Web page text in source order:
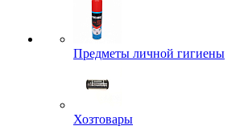
Предметы личной гигиены
Хозтовары